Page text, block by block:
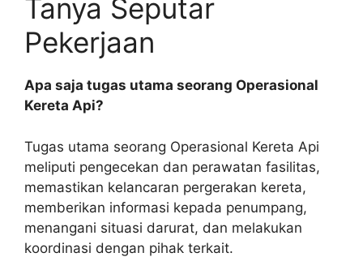
Tanya Seputar
Pekerjaan
Apa saja tugas utama seorang Operasional
Kereta Api?
Tugas utama seorang Operasional Kereta Api
meliputi pengecekan dan perawatan fasilitas,
memastikan kelancaran pergerakan kereta,
memberikan informasi kepada penumpang,
menangani situasi darurat, dan melakukan
koordinasi dengan pihak terkait.